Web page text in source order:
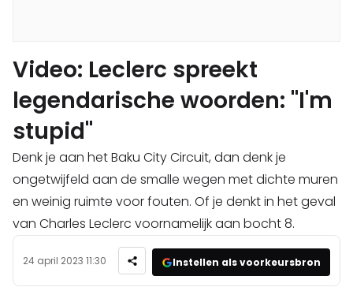
Video: Leclerc spreekt
legendarische woorden: "I'm
stupid"
Denk je aan het Baku City Circuit, dan denk je
ongetwijfeld aan de smalle wegen met dichte muren
en weinig ruimte voor fouten. Of je denkt in het geval
van Charles Leclerc voornamelijk aan bocht 8.
24 april 2023 11:30 Instellen als voorkeursbron